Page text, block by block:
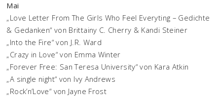
Mai
„Love Letter From The Girls Who Feel Everyting – Gedichte
& Gedanken“ von Brittainy C. Cherry & Kandi Steiner
„Into the Fire“ von J.R. Ward
„Crazy in Love“ von Emma Winter
„Forever Free: San Teresa University“ von Kara Atkin
„A single night“ von Ivy Andrews
„Rock’n’Love“ von Jayne Frost